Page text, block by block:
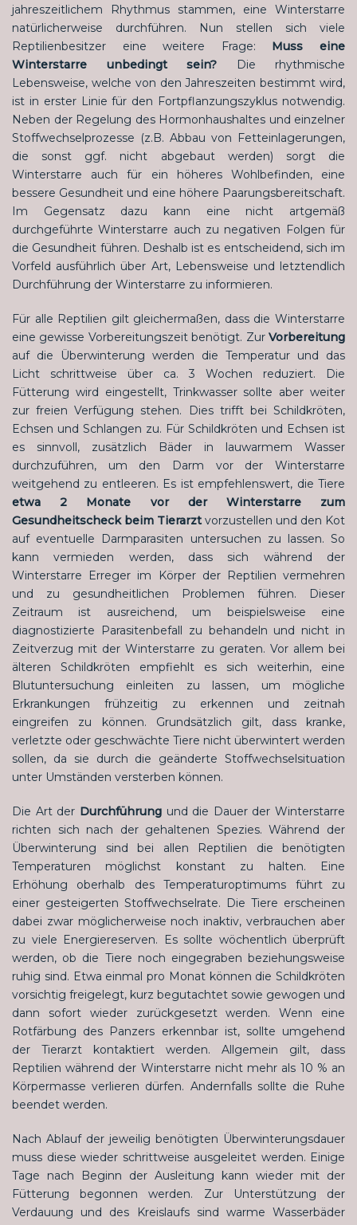
jahreszeitlichem Rhythmus stammen, eine Winterstarre
natürlicherweise durchführen. Nun stellen sich viele
Reptilienbesitzer eine weitere Frage: Muss eine
Winterstarre unbedingt sein?
Die rhythmische
Lebensweise, welche von den Jahreszeiten bestimmt wird,
ist in erster Linie für den Fortpflanzungszyklus notwendig.
Neben der Regelung des Hormonhaushaltes und einzelner
Stoffwechselprozesse (z.B. Abbau von Fetteinlagerungen,
die sonst ggf. nicht abgebaut werden) sorgt die
Winterstarre auch für ein höheres Wohlbefinden, eine
bessere Gesundheit und eine höhere Paarungsbereitschaft.
Im Gegensatz dazu kann eine nicht artgemäß
durchgeführte Winterstarre auch zu negativen Folgen für
die Gesundheit führen. Deshalb ist es entscheidend, sich im
Vorfeld ausführlich über Art, Lebensweise und letztendlich
Durchführung der Winterstarre zu informieren.
Für alle Reptilien gilt gleichermaßen, dass die Winterstarre
eine gewisse Vorbereitungszeit benötigt. Zur Vorbereitung
auf die Überwinterung werden die Temperatur und das
Licht schrittweise über ca. 3 Wochen reduziert. Die
Fütterung wird eingestellt, Trinkwasser sollte aber weiter
zur freien Verfügung stehen. Dies trifft bei Schildkröten,
Echsen und Schlangen zu. Für Schildkröten und Echsen ist
es sinnvoll, zusätzlich Bäder in lauwarmem Wasser
durchzuführen, um den Darm vor der Winterstarre
weitgehend zu entleeren. Es ist empfehlenswert, die Tiere
etwa 2 Monate vor der Winterstarre zum
Gesundheitscheck beim Tierarzt vorzustellen und den Kot
auf eventuelle Darmparasiten untersuchen zu lassen. So
kann vermieden werden, dass sich während der
Winterstarre Erreger im Körper der Reptilien vermehren
und zu gesundheitlichen Problemen führen. Dieser
Zeitraum ist ausreichend, um beispielsweise eine
diagnostizierte Parasitenbefall zu behandeln und nicht in
Zeitverzug mit der Winterstarre zu geraten. Vor allem bei
älteren Schildkröten empfiehlt es sich weiterhin, eine
Blutuntersuchung einleiten zu lassen, um mögliche
Erkrankungen frühzeitig zu erkennen und zeitnah
eingreifen zu können. Grundsätzlich gilt, dass kranke,
verletzte oder geschwächte Tiere nicht überwintert werden
sollen, da sie durch die geänderte Stoffwechselsituation
unter Umständen versterben können.
Die Art der Durchführung und die Dauer der Winterstarre
richten sich nach der gehaltenen Spezies. Während der
Überwinterung sind bei allen Reptilien die benötigten
Temperaturen möglichst konstant zu halten. Eine
Erhöhung oberhalb des Temperaturoptimums führt zu
einer gesteigerten Stoffwechselrate. Die Tiere erscheinen
dabei zwar möglicherweise noch inaktiv, verbrauchen aber
zu viele Energiereserven. Es sollte wöchentlich überprüft
werden, ob die Tiere noch eingegraben beziehungsweise
ruhig sind. Etwa einmal pro Monat können die Schildkröten
vorsichtig freigelegt, kurz begutachtet sowie gewogen und
dann sofort wieder zurückgesetzt werden. Wenn eine
Rotfärbung des Panzers erkennbar ist, sollte umgehend
der Tierarzt kontaktiert werden. Allgemein gilt, dass
Reptilien während der Winterstarre nicht mehr als 10 % an
Körpermasse verlieren dürfen. Andernfalls sollte die Ruhe
beendet werden.
Nach Ablauf der jeweilig benötigten Überwinterungsdauer
muss diese wieder schrittweise ausgeleitet werden. Einige
Tage nach Beginn der Ausleitung kann wieder mit der
Fütterung begonnen werden. Zur Unterstützung der
Verdauung und des Kreislaufs sind warme Wasserbäder